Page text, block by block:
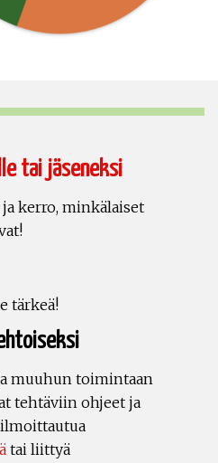
tai jäseneksi
kerro, minkälaiset
tärkeä!
muuhun toimintaan
tehtäviin ohjeet ja
tai liittyä